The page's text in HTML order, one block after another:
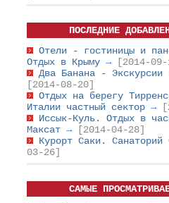
ПОСЛЕДНИЕ
Отели - гостиницы и
Отдых в Крыму →
[2014-09-
Два Банана - Экскурсии
[2014-08-20]
Отдых на берегу
Италии частный сектор →
Иссык-Куль. Отдых в
Максат →
[2014-04-28]
Курорт Саки. Санаторий
03-26]
САМЫЕ